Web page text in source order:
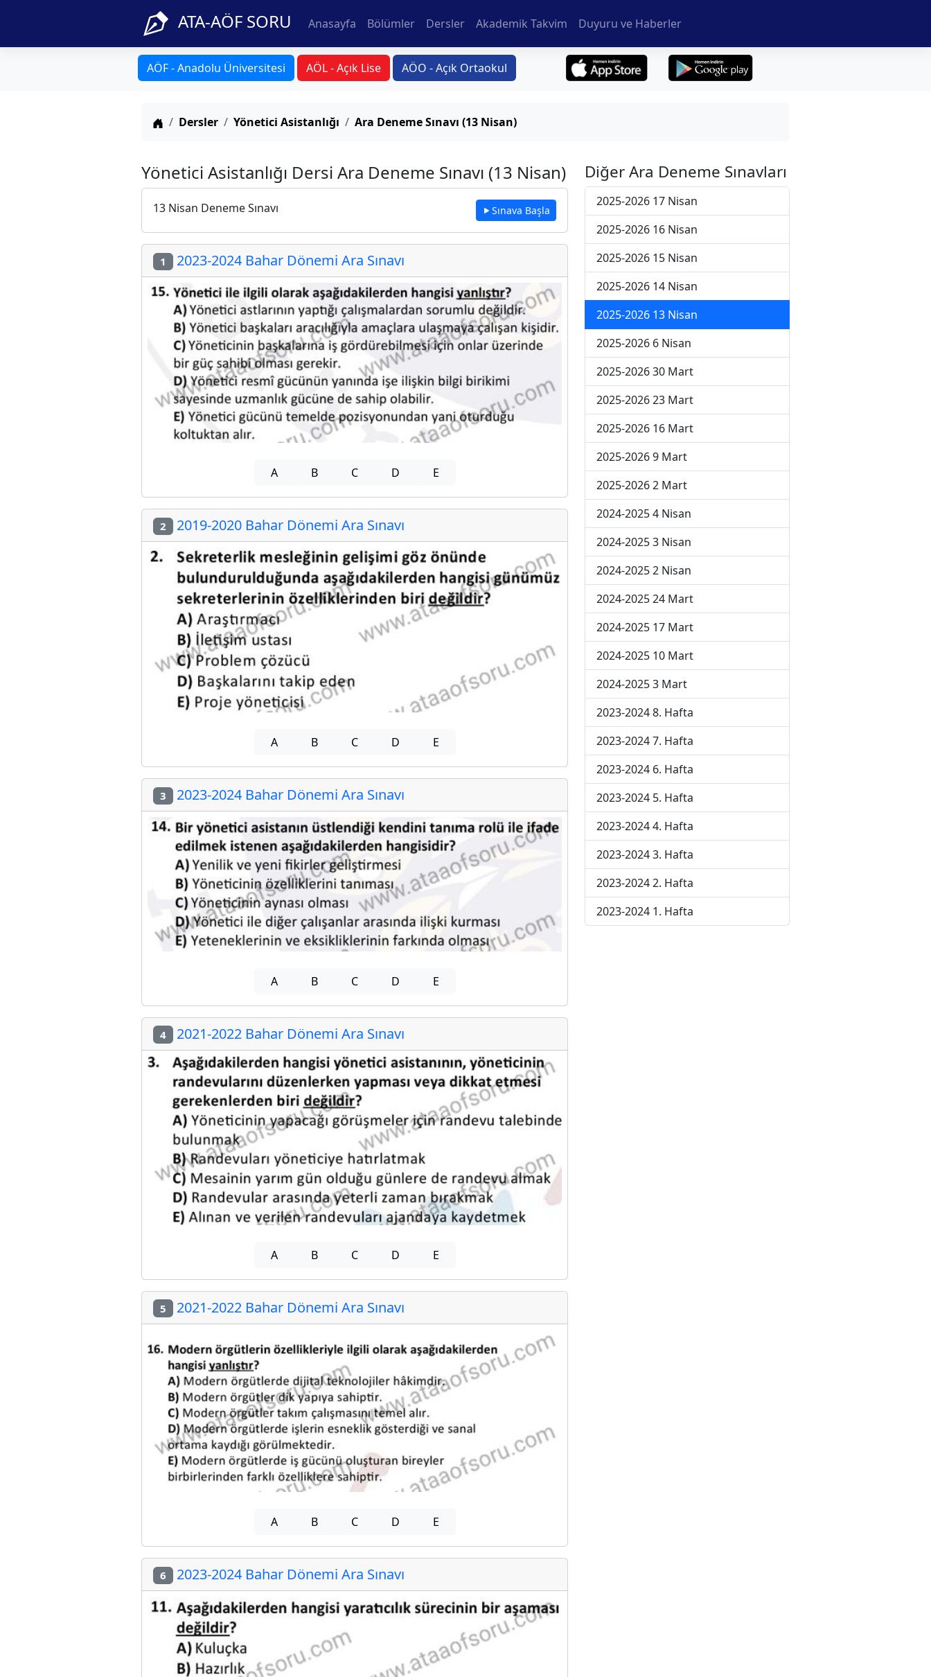
ATA-AÖF SORU Anasayfa Bölümler Dersler Akademik Takvim Duyuru ve Haberler
AÖF - Anadolu Üniversitesi AÖL - Açık Lise AÖO - Açık Ortaokul
Anasayfa
Dersler Yönetici Asistanlığı Ara Deneme Sınavı (13 Nisan)
Yönetici Asistanlığı Dersi Ara Deneme Sınavı (13 Nisan)
13 Nisan Deneme Sınavı Sınava Başla
1 2023-2024 Bahar Dönemi Ara Sınavı
A B C D E
2 2019-2020 Bahar Dönemi Ara Sınavı
A B C D E
3 2023-2024 Bahar Dönemi Ara Sınavı
A B C D E
4 2021-2022 Bahar Dönemi Ara Sınavı
A B C D E
5 2021-2022 Bahar Dönemi Ara Sınavı
A B C D E
6 2023-2024 Bahar Dönemi Ara Sınavı
Diğer Ara Deneme Sınavları
2025-2026 17 Nisan
2025-2026 16 Nisan
2025-2026 15 Nisan
2025-2026 14 Nisan
2025-2026 13 Nisan
2025-2026 6 Nisan
2025-2026 30 Mart
2025-2026 23 Mart
2025-2026 16 Mart
2025-2026 9 Mart
2025-2026 2 Mart
2024-2025 4 Nisan
2024-2025 3 Nisan
2024-2025 2 Nisan
2024-2025 24 Mart
2024-2025 17 Mart
2024-2025 10 Mart
2024-2025 3 Mart
2023-2024 8. Hafta
2023-2024 7. Hafta
2023-2024 6. Hafta
2023-2024 5. Hafta
2023-2024 4. Hafta
2023-2024 3. Hafta
2023-2024 2. Hafta
2023-2024 1. Hafta